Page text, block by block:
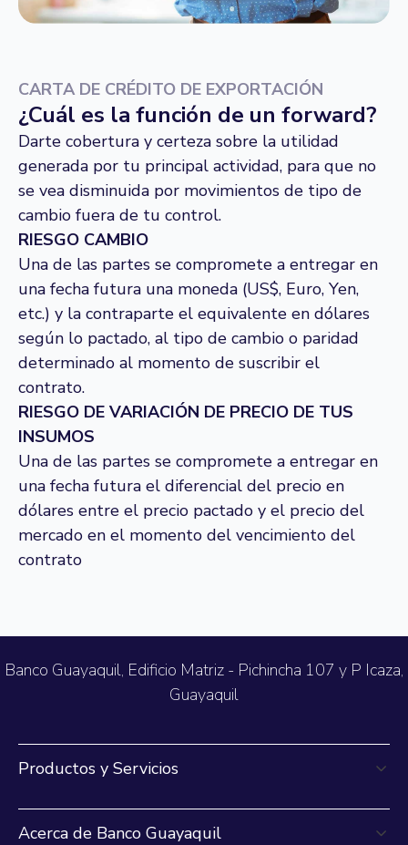
CARTA DE CRÉDITO DE EXPORTACIÓN
¿Cuál es la función de un forward?
Darte cobertura y certeza sobre la utilidad
generada por tu principal actividad, para que no
se vea disminuida por movimientos de tipo de
cambio fuera de tu control.
RIESGO CAMBIO
Una de las partes se compromete a entregar en
una fecha futura una moneda (US$, Euro, Yen,
etc.) y la contraparte el equivalente en dólares
según lo pactado, al tipo de cambio o paridad
determinado al momento de suscribir el
contrato.
RIESGO DE VARIACIÓN DE PRECIO DE TUS
INSUMOS
Una de las partes se compromete a entregar en
una fecha futura el diferencial del precio en
dólares entre el precio pactado y el precio del
mercado en el momento del vencimiento del
contrato
Banco Guayaquil, Edificio Matriz - Pichincha 107 y P Icaza,
Guayaquil
Productos y Servicios
Acerca de Banco Guayaquil